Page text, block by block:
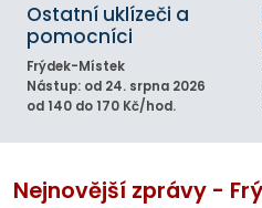
Ostatní uklízeči a
pomocníci
Frýdek-Místek
Nástup: od 24. srpna 2026
od 140 do 170 Kč/hod.
Nejnovější zprávy -